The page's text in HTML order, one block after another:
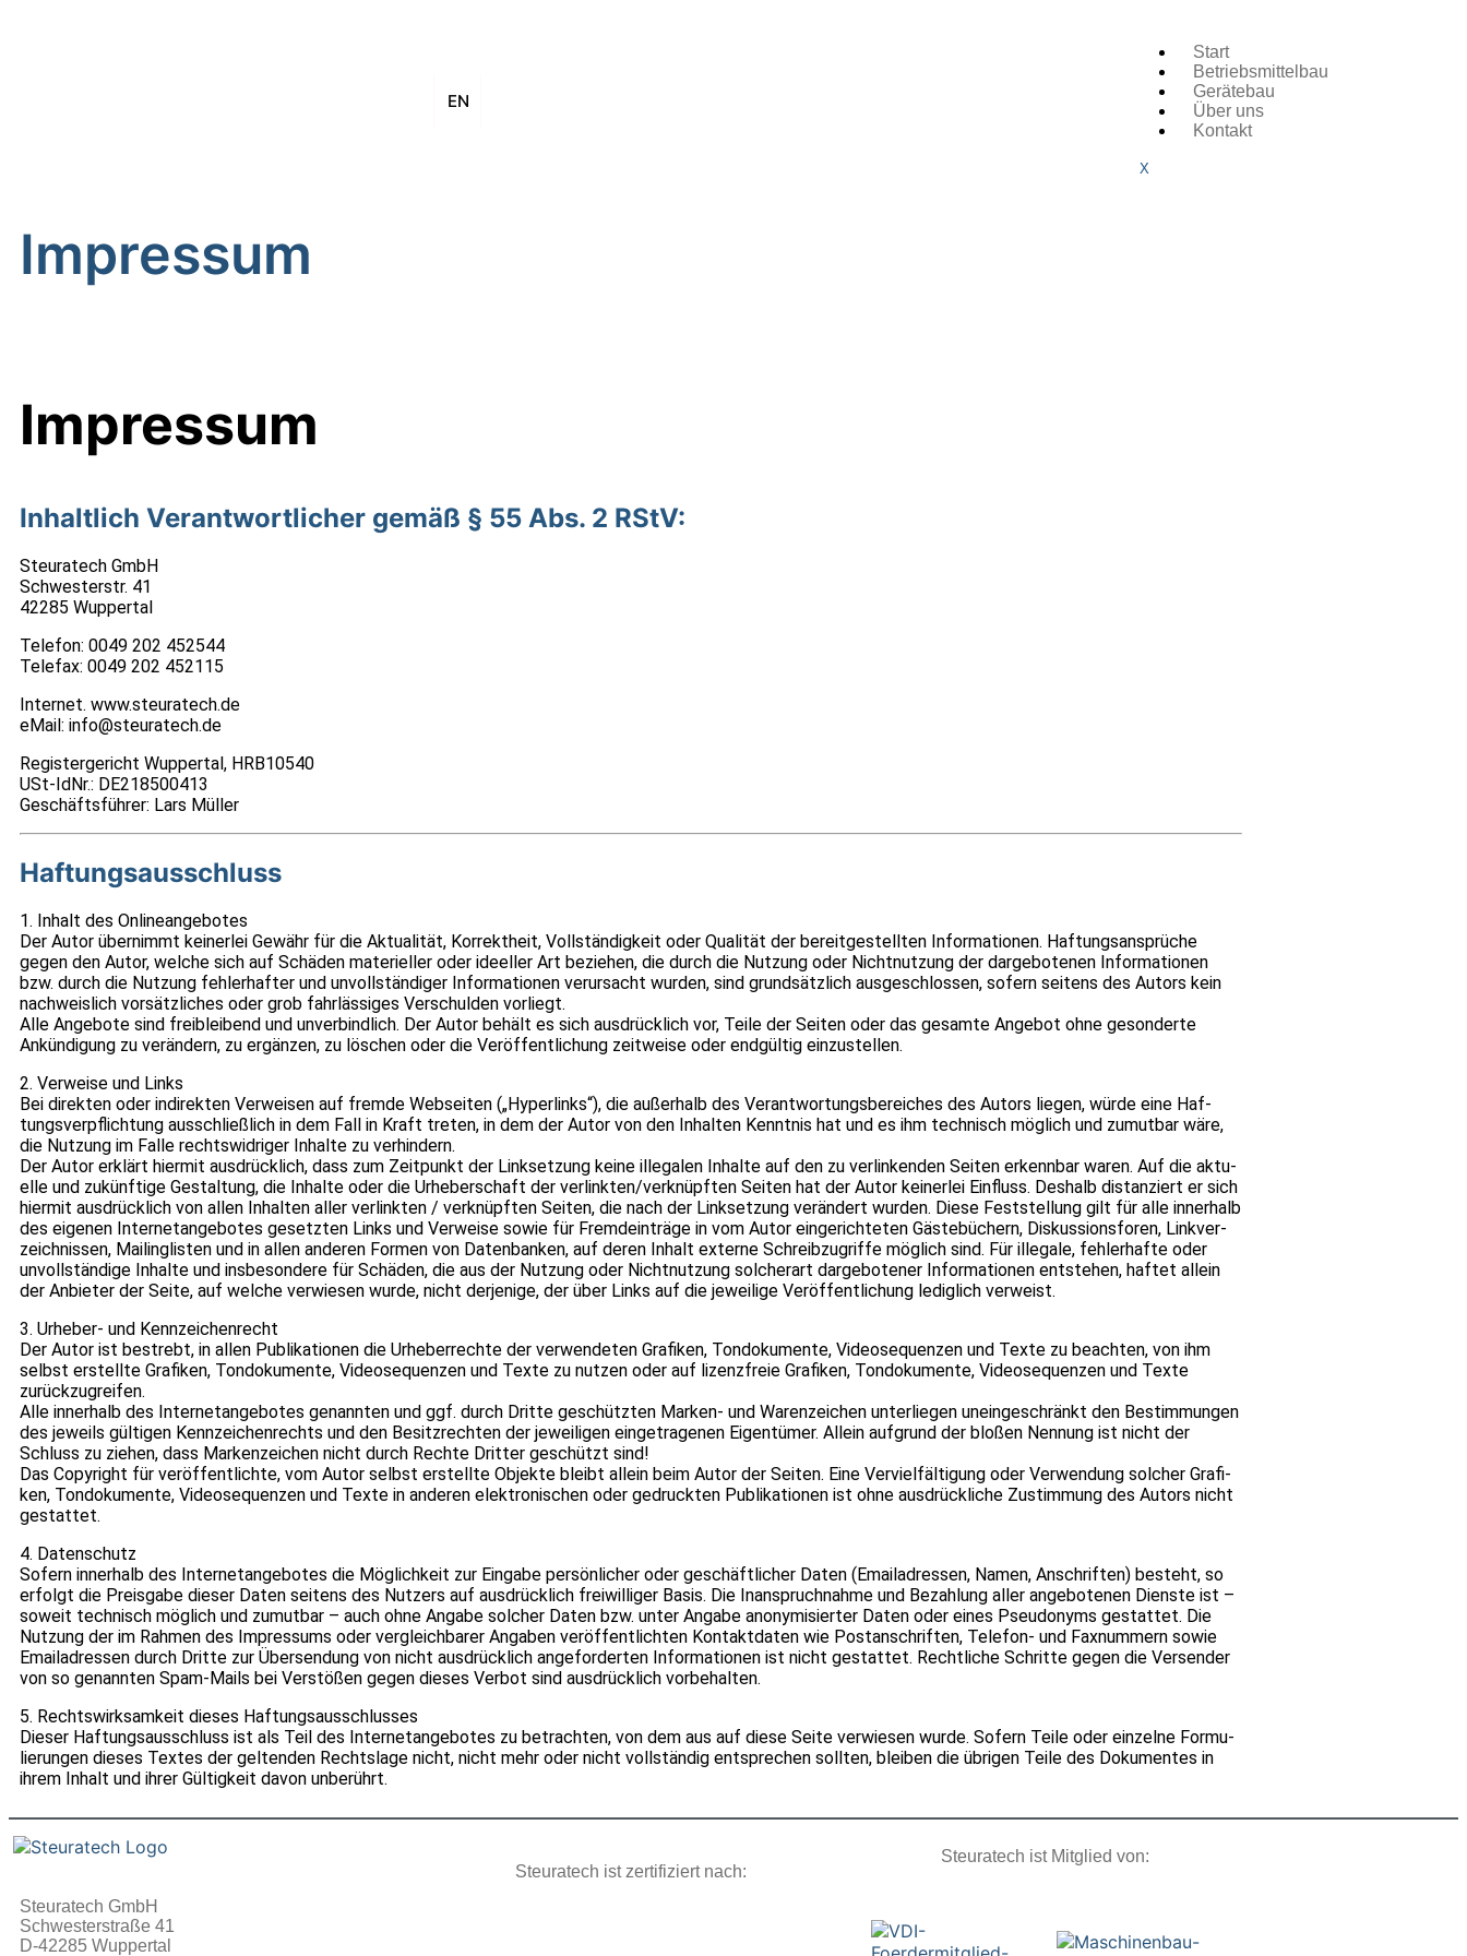
EN
Start
Betriebsmittelbau
Gerätebau
Über uns
Kontakt
X
Impressum
Impressum
Inhaltlich Verantwortlicher gemäß § 55 Abs. 2 RStV:
Steu­ra­tech GmbH
Schwes­ter­str. 41
42285 Wup­per­tal
Tele­fon: 0049 202 452544
Tele­fax: 0049 202 452115
Inter­net. www.steuratech.de
eMail: info@steuratech.de
Regis­ter­ge­richt Wup­per­tal, HRB10540
USt-IdNr.: DE218500413
Geschäfts­füh­rer: Lars Mül­ler
Haftungsausschluss
1. Inhalt des Online­an­ge­bo­tes
Der Autor über­nimmt kei­ner­lei Gewähr für die Aktua­li­tät, Kor­rekt­heit, Voll­stän­dig­keit oder Qua­li­tät der bereit­ge­stell­ten Infor­ma­tio­nen. Haf­tungs­an­sprü­che
gegen den Autor, wel­che sich auf Schä­den mate­ri­el­ler oder ideel­ler Art bezie­hen, die durch die Nut­zung oder Nicht­nut­zung der dar­ge­bo­te­nen Infor­ma­tio­nen
bzw. durch die Nut­zung feh­ler­haf­ter und unvoll­stän­di­ger Infor­ma­tio­nen ver­ur­sacht wur­den, sind grund­sätz­lich aus­ge­schlos­sen, sofern sei­tens des Autors kein
nach­weis­lich vor­sätz­li­ches oder grob fahr­läs­si­ges Ver­schul­den vor­liegt.
Alle Ange­bote sind frei­blei­bend und unver­bind­lich. Der Autor behält es sich aus­drück­lich vor, Teile der Sei­ten oder das gesamte Ange­bot ohne geson­derte
Ankün­di­gung zu ver­än­dern, zu ergän­zen, zu löschen oder die Ver­öf­fent­li­chung zeit­weise oder end­gül­tig ein­zu­stel­len.
2. Ver­weise und Links
Bei direk­ten oder indi­rek­ten Ver­wei­sen auf fremde Web­sei­ten („Hyper­links“), die außer­halb des Ver­ant­wor­tungs­be­rei­ches des Autors lie­gen, würde eine Haf­
tungs­ver­pflich­tung aus­schließ­lich in dem Fall in Kraft tre­ten, in dem der Autor von den Inhal­ten Kennt­nis hat und es ihm tech­nisch mög­lich und zumut­bar wäre,
die Nut­zung im Falle rechts­wid­ri­ger Inhalte zu ver­hin­dern.
Der Autor erklärt hier­mit aus­drück­lich, dass zum Zeit­punkt der Link­set­zung keine ille­ga­len Inhalte auf den zu ver­lin­ken­den Sei­ten erkenn­bar waren. Auf die aktu­
elle und zukünf­tige Gestal­tung, die Inhalte oder die Urhe­ber­schaft der verlinkten/verknüpften Sei­ten hat der Autor kei­ner­lei Ein­fluss. Des­halb distan­ziert er sich
hier­mit aus­drück­lich von allen Inhal­ten aller ver­link­ten / ver­knüpf­ten Sei­ten, die nach der Link­set­zung ver­än­dert wur­den. Diese Fest­stel­lung gilt für alle inner­halb
des eige­nen Inter­net­an­ge­bo­tes gesetz­ten Links und Ver­weise sowie für Fremd­ein­träge in vom Autor ein­ge­rich­te­ten Gäs­te­bü­chern, Dis­kus­si­ons­fo­ren, Link­ver­
zeich­nis­sen, Mai­ling­lis­ten und in allen ande­ren For­men von Daten­ban­ken, auf deren Inhalt externe Schreib­zu­griffe mög­lich sind. Für ille­gale, feh­ler­hafte oder
unvoll­stän­dige Inhalte und ins­be­son­dere für Schä­den, die aus der Nut­zung oder Nicht­nut­zung sol­cher­art dar­ge­bo­te­ner Infor­ma­tio­nen ent­ste­hen, haf­tet allein
der Anbie­ter der Seite, auf wel­che ver­wie­sen wurde, nicht der­je­nige, der über Links auf die jewei­lige Ver­öf­fent­li­chung ledig­lich ver­weist.
3. Urhe­ber- und Kenn­zei­chen­recht
Der Autor ist bestrebt, in allen Publi­ka­tio­nen die Urhe­ber­rechte der ver­wen­de­ten Gra­fi­ken, Ton­do­ku­mente, Video­se­quen­zen und Texte zu beach­ten, von ihm
selbst erstellte Gra­fi­ken, Ton­do­ku­mente, Video­se­quen­zen und Texte zu nut­zen oder auf lizenz­freie Gra­fi­ken, Ton­do­ku­mente, Video­se­quen­zen und Texte
zurück­zu­grei­fen.
Alle inner­halb des Inter­net­an­ge­bo­tes genann­ten und ggf. durch Dritte geschütz­ten Mar­ken- und Waren­zei­chen unter­lie­gen unein­ge­schränkt den Bestim­mun­gen
des jeweils gül­ti­gen Kenn­zei­chen­rechts und den Besitz­rech­ten der jewei­li­gen ein­ge­tra­ge­nen Eigen­tü­mer. Allein auf­grund der blo­ßen Nen­nung ist nicht der
Schluss zu zie­hen, dass Mar­ken­zei­chen nicht durch Rechte Drit­ter geschützt sind!
Das Copy­right für ver­öf­fent­lichte, vom Autor selbst erstellte Objekte bleibt allein beim Autor der Sei­ten. Eine Ver­viel­fäl­ti­gung oder Ver­wen­dung sol­cher Gra­fi­
ken, Ton­do­ku­mente, Video­se­quen­zen und Texte in ande­ren elek­tro­ni­schen oder gedruck­ten Publi­ka­tio­nen ist ohne aus­drück­li­che Zustim­mung des Autors nicht
gestat­tet.
4. Daten­schutz
Sofern inner­halb des Inter­net­an­ge­bo­tes die Mög­lich­keit zur Ein­gabe per­sön­li­cher oder geschäft­li­cher Daten (Email­adres­sen, Namen, Anschrif­ten) besteht, so
erfolgt die Preis­gabe die­ser Daten sei­tens des Nut­zers auf aus­drück­lich frei­wil­li­ger Basis. Die Inan­spruch­nahme und Bezah­lung aller ange­bo­te­nen Dienste ist –
soweit tech­nisch mög­lich und zumut­bar – auch ohne Angabe sol­cher Daten bzw. unter Angabe anony­mi­sier­ter Daten oder eines Pseud­onyms gestat­tet. Die
Nut­zung der im Rah­men des Impres­sums oder ver­gleich­ba­rer Anga­ben ver­öf­fent­lich­ten Kon­takt­da­ten wie Post­an­schrif­ten, Tele­fon- und Fax­num­mern sowie
Email­adres­sen durch Dritte zur Über­sen­dung von nicht aus­drück­lich ange­for­der­ten Infor­ma­tio­nen ist nicht gestat­tet. Recht­li­che Schritte gegen die Ver­sen­der
von so genann­ten Spam-Mails bei Ver­stö­ßen gegen die­ses Ver­bot sind aus­drück­lich vor­be­hal­ten.
5. Rechts­wirk­sam­keit die­ses Haf­tungs­aus­schlus­ses
Die­ser Haf­tungs­aus­schluss ist als Teil des Inter­net­an­ge­bo­tes zu betrach­ten, von dem aus auf diese Seite ver­wie­sen wurde. Sofern Teile oder ein­zelne For­mu­
lie­run­gen die­ses Tex­tes der gel­ten­den Rechts­lage nicht, nicht mehr oder nicht voll­stän­dig ent­spre­chen soll­ten, blei­ben die übri­gen Teile des Doku­men­tes in
ihrem Inhalt und ihrer Gül­tig­keit davon unbe­rührt.
Steuratech GmbH
Schwesterstraße 41
D-42285 Wuppertal
Steuratech ist zertifiziert nach:
Steuratech ist Mitglied von: